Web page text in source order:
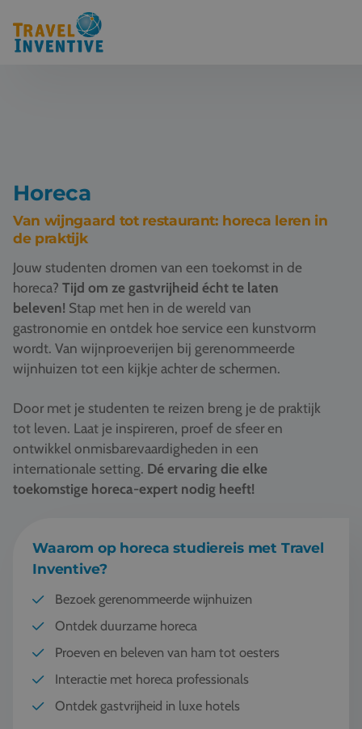
Over ons
Een offerte aanvragen
Nieuws
Vacatures
Contact
076 522 30 57
Klantportaal
Horeca
Van wijngaard tot restaurant: horeca leren in
de praktijk
Jouw studenten dromen van een toekomst in de
horeca? Tijd om ze gastvrijheid écht te laten
beleven! Stap met hen in de wereld van
gastronomie en ontdek hoe service een kunstvorm
wordt. Van wijnproeverijen bij gerenommeerde
wijnhuizen tot een kijkje achter de schermen.
Door met je studenten te reizen breng je de praktijk
tot leven. Laat je inspireren, proef de sfeer en
ontwikkel onmisbarevaardigheden in een
internationale setting. Dé ervaring die elke
toekomstige horeca-expert nodig heeft!
Waarom op horeca studiereis met Travel
Inventive?
Bezoek gerenommeerde wijnhuizen
Ontdek duurzame horeca
Proeven en beleven van ham tot oesters
Interactie met horeca professionals
Ontdek gastvrijheid in luxe hotels